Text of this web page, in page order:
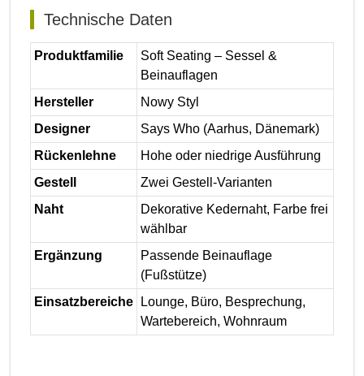
Technische Daten
Produktfamilie
Soft Seating – Sessel &
Beinauflagen
Hersteller
Nowy Styl
Designer
Says Who (Aarhus, Dänemark)
Rückenlehne
Hohe oder niedrige Ausführung
Gestell
Zwei Gestell-Varianten
Naht
Dekorative Kedernaht, Farbe frei
wählbar
Ergänzung
Passende Beinauflage
(Fußstütze)
Einsatzbereiche
Lounge, Büro, Besprechung,
Wartebereich, Wohnraum